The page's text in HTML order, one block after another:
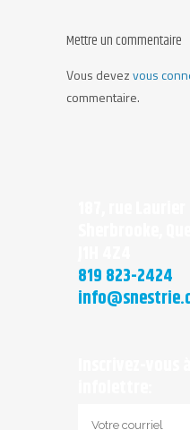
Mettre un commentaire
Vous devezvous
commentaire.
819 823-2424